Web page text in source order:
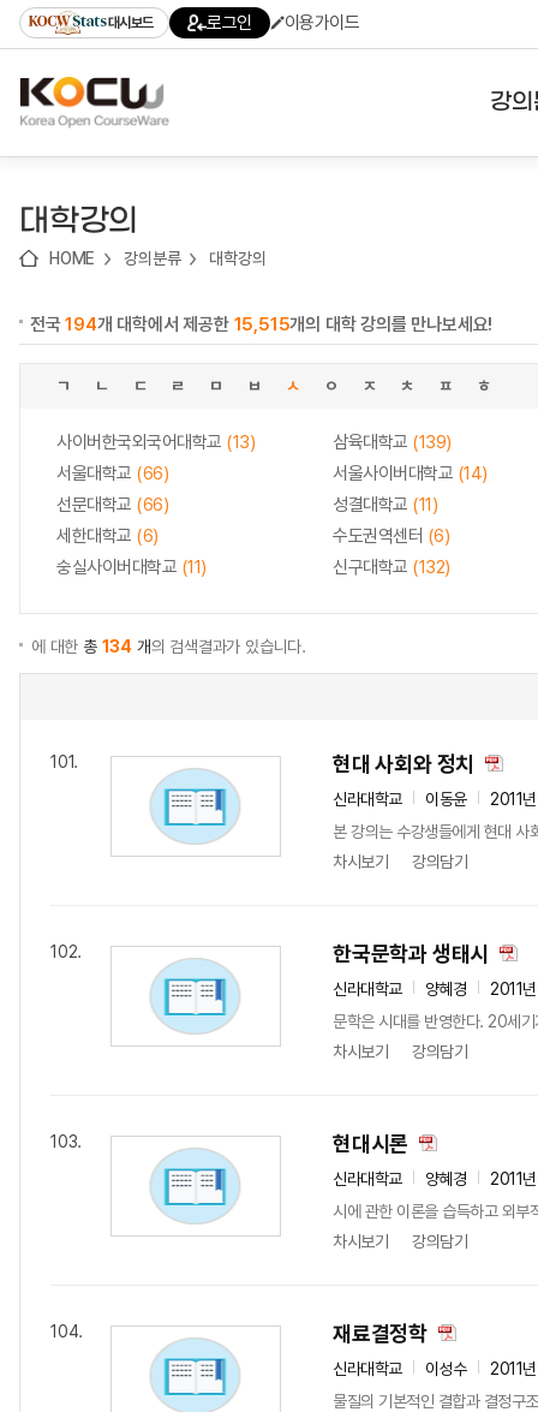
기
기
기
content)
가
대시보드 로그인 이용가이드
강
대학강의
HOME 강의분류 대학강의
전국194개 대학에서 제공한 15,515개의 대학 강의를 만나보세요!
ㄱ ㄴ ㄷ ㄹ ㅁ ㅂ ㅅ ㅇ ㅈ ㅊ ㅍ ㅎ
사이버한국외국어대학교 (13) 삼육대학교 (139)
서울대학교 (66) 서울사이버대학교 (14)
선문대학교 (66) 성결대학교 (11)
세한대학교 (6) 수도권역센터 (6)
숭실사이버대학교 (11) 신구대학교 (132)
에 대한 총 134 개의 검색결과가 있습니다.
101. 현대 사회와 정치
신라대학교 이동윤
2011
본 강의는 수강생들에게 현대 사
차시보기
강의담기
102. 한국문학과 생태시
신라대학교 양혜경
2011
문학은 시대를 반영한다. 20세
차시보기
강의담기
103. 현대시론
신라대학교 양혜경
2011
시에 관한 이론을 습득하고 외
차시보기
강의담기
104. 재료결정학
신라대학교 이성수
2011
물질의 기본적인 결합과 결정구